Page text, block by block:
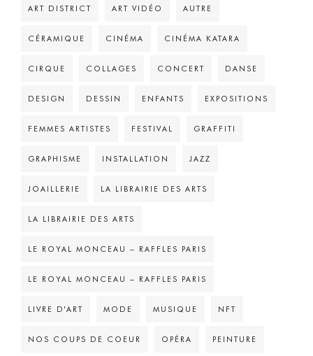
ART DISTRICT ART VIDÉO AUTRE
CÉRAMIQUE CINÉMA CINÉMA KATARA
CIRQUE COLLAGES CONCERT DANSE
DESIGN DESSIN ENFANTS EXPOSITIONS
FEMMES ARTISTES FESTIVAL GRAFFITI
GRAPHISME INSTALLATION JAZZ
JOAILLERIE LA LIBRAIRIE DES ARTS
LA LIBRAIRIE DES ARTS
LE ROYAL MONCEAU – RAFFLES PARIS
LE ROYAL MONCEAU – RAFFLES PARIS
LIVRE D'ART MODE MUSIQUE NFT
NOS COUPS DE COEUR OPÉRA PEINTURE